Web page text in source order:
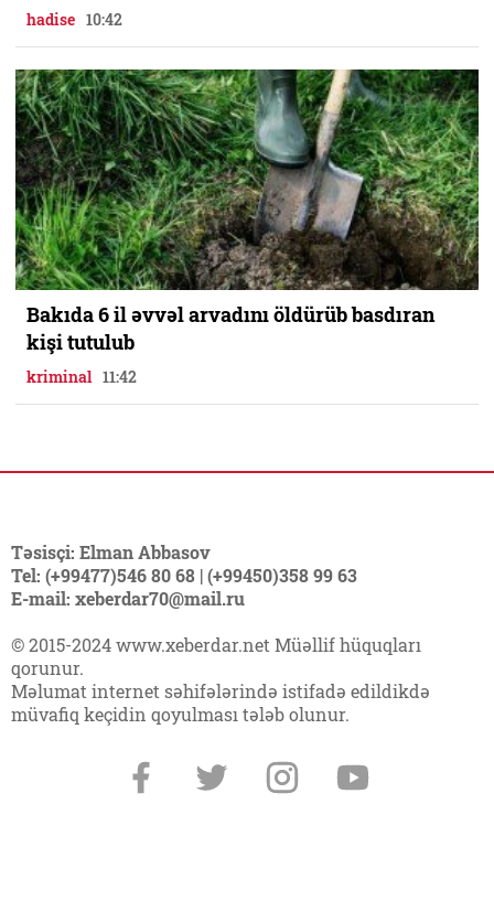
hadise 10:42
Bakıda 6 il əvvəl arvadını öldürüb basdıran
kişi tutulub
kriminal 11:42
Təsisçi: Elman Abbasov
Tel: (+99477)546 80 68 | (+99450)358 99 63
E-mail: xeberdar70@mail.ru
© 2015-2024 www.xeberdar.net Müəllif hüquqları
qorunur.
Məlumat internet səhifələrində istifadə edildikdə
müvafiq keçidin qoyulması tələb olunur.